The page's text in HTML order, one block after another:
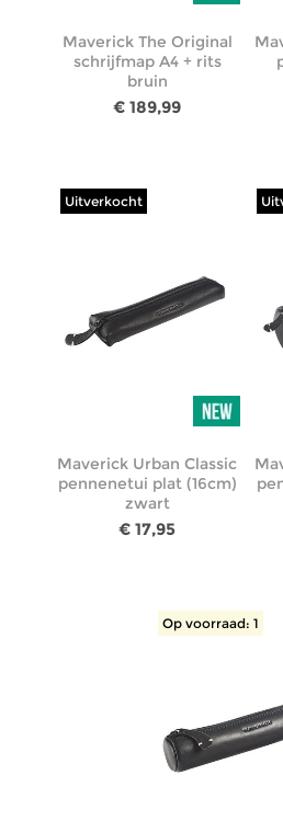
Maverick The Original
schrijfmap A4 + rits
bruin
€ 189,99
Uitverkocht
Maverick Urban Classic
pennenetui plat (16cm)
zwart
€ 17,95
Op voorraad: 1